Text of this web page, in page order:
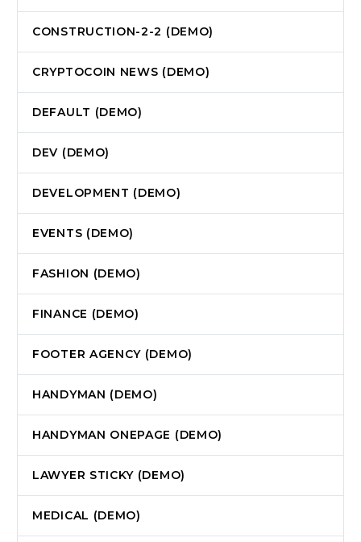
CONSTRUCTION-2-2 (DEMO)
CRYPTOCOIN NEWS (DEMO)
DEFAULT (DEMO)
DEV (DEMO)
DEVELOPMENT (DEMO)
EVENTS (DEMO)
FASHION (DEMO)
FINANCE (DEMO)
FOOTER AGENCY (DEMO)
HANDYMAN (DEMO)
HANDYMAN ONEPAGE (DEMO)
LAWYER STICKY (DEMO)
MEDICAL (DEMO)